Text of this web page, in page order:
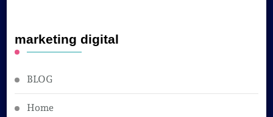
marketing digital
BLOG
Home